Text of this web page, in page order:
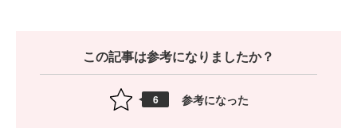
この記事は参考になりましたか？
6 参考になった